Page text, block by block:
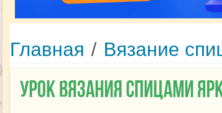
Главная / Вязание
Урок вязания спицами